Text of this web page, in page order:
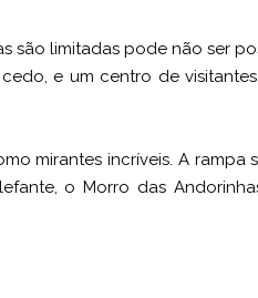
são limitadas pode não ser
e um centro de
mirantes incríveis. A rampa
o Morro das